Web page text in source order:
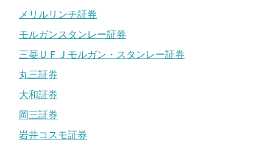
メリルリンチ証券
モルガンスタンレー証券
三菱ＵＦＪモルガン・スタンレー証券
丸三証券
大和証券
岡三証券
岩井コスモ証券